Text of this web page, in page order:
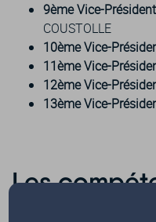
9ème Vice-
COUSTOLLE
10ème Vice-
11ème Vice-
12ème Vice-
13ème Vice-
Les